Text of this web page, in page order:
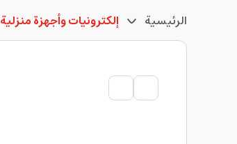
الرئيسية إلكترونيات وأجهزة منزلية